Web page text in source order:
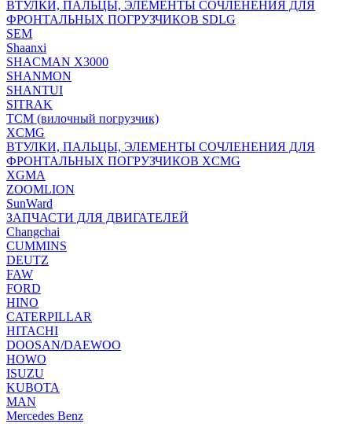
ВТУЛКИ, ПАЛЬЦЫ, ЭЛЕМЕНТЫ СОЧЛЕНЕНИЯ ДЛЯ
ФРОНТАЛЬНЫХ ПОГРУЗЧИКОВ SDLG
SEM
Shaanxi
SHACMAN X3000
SHANMON
SHANTUI
SITRAK
TCM (вилочный погрузчик)
XCMG
ВТУЛКИ, ПАЛЬЦЫ, ЭЛЕМЕНТЫ СОЧЛЕНЕНИЯ ДЛЯ
ФРОНТАЛЬНЫХ ПОГРУЗЧИКОВ XCMG
XGMA
ZOOMLION
SunWard
ЗАПЧАСТИ ДЛЯ ДВИГАТЕЛЕЙ
Changchai
CUMMINS
DEUTZ
FAW
FORD
HINO
CATERPILLAR
HITACHI
DOOSAN/DAEWOO
HOWO
ISUZU
KUBOTA
MAN
Mercedes Benz